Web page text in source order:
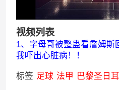
视频列表
1、字母哥被整蛊看詹姆斯
我吓出心脏病！！
标签 足球 法甲 巴黎圣日